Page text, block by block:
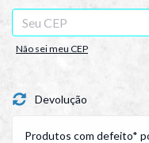
Não sei meu CEP
Devolução
Produtos com defeito*